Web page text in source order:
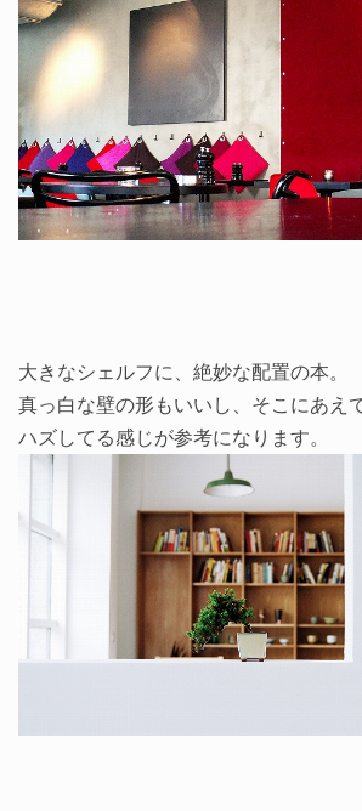
大きなシェルフに、絶妙な配置の本。
真っ白な壁の形もいいし、そこにあえ
ハズしてる感じが参考になります。